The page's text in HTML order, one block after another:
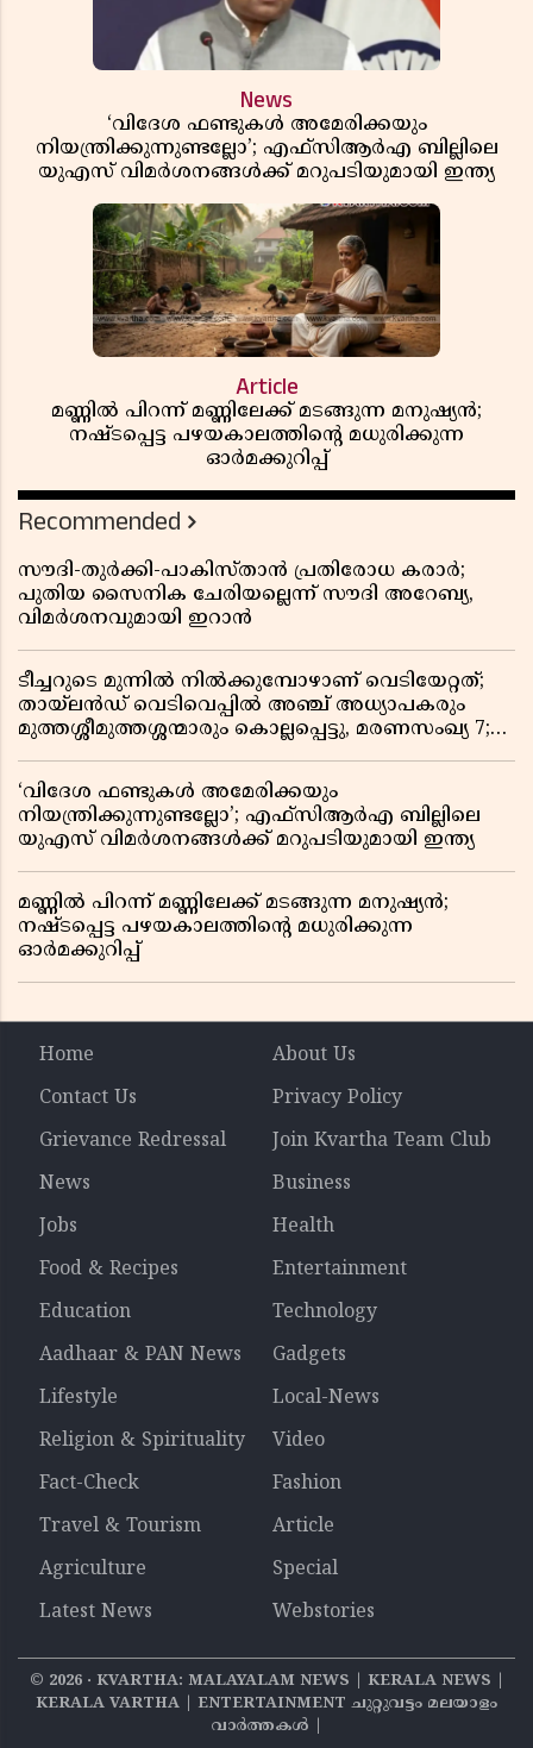
News
‘വിദേശ ഫണ്ടുകൾ അമേരിക്കയും
നിയന്ത്രിക്കുന്നുണ്ടല്ലോ’; എഫ്സിആർഎ ബില്ലിലെ
യുഎസ് വിമർശനങ്ങൾക്ക് മറുപടിയുമായി ഇന്ത്യ
Article
മണ്ണിൽ പിറന്ന് മണ്ണിലേക്ക് മടങ്ങുന്ന മനുഷ്യൻ;
നഷ്ടപ്പെട്ട പഴയകാലത്തിൻ്റെ മധുരിക്കുന്ന
ഓർമക്കുറിപ്പ്
Recommended
സൗദി-തുർക്കി-പാകിസ്താൻ പ്രതിരോധ കരാർ;
പുതിയ സൈനിക ചേരിയല്ലെന്ന് സൗദി അറേബ്യ,
വിമർശനവുമായി ഇറാൻ
ടീച്ചറുടെ മുന്നിൽ നിൽക്കുമ്പോഴാണ് വെടിയേറ്റത്;
തായ്‌ലൻഡ് വെടിവെപ്പിൽ അഞ്ച് അധ്യാപകരും
മുത്തശ്ശീമുത്തശ്ശന്മാരും കൊല്ലപ്പെട്ടു, മരണസംഖ്യ 7;
‘വിദേശ ഫണ്ടുകൾ അമേരിക്കയും
നിയന്ത്രിക്കുന്നുണ്ടല്ലോ’; എഫ്സിആർഎ ബില്ലിലെ
യുഎസ് വിമർശനങ്ങൾക്ക് മറുപടിയുമായി ഇന്ത്യ
മണ്ണിൽ പിറന്ന് മണ്ണിലേക്ക് മടങ്ങുന്ന മനുഷ്യൻ;
നഷ്ടപ്പെട്ട പഴയകാലത്തിൻ്റെ മധുരിക്കുന്ന
ഓർമക്കുറിപ്പ്
Home
About Us
Contact Us
Privacy Policy
Grievance Redressal
Join Kvartha Team Club
News
Business
Jobs
Health
Food & Recipes
Entertainment
Education
Technology
Aadhaar & PAN News
Gadgets
Lifestyle
Local-News
Religion & Spirituality
Video
Fact-Check
Fashion
Travel & Tourism
Article
Agriculture
Special
Latest News
Webstories
© 2026‧ KVARTHA: MALAYALAM NEWS | KERALA NEWS |
KERALA VARTHA | ENTERTAINMENT ചുറ്റുവട്ടം മലയാളം
വാര്‍ത്തകൾ |